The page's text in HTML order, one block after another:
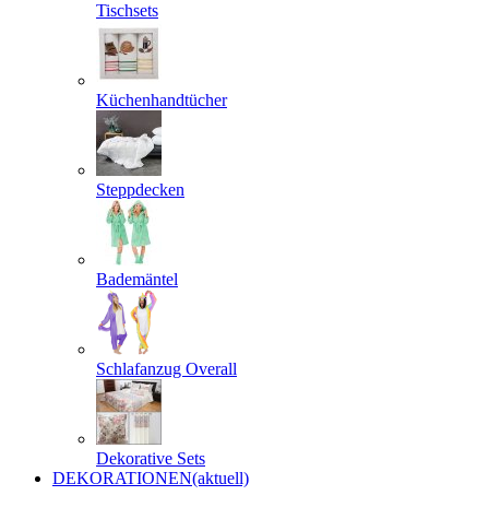
Tischsets
Küchenhandtücher
Steppdecken
Bademäntel
Schlafanzug Overall
Dekorative Sets
DEKORATIONEN(aktuell)